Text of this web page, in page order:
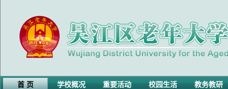
首 页 学校概况 重要活动 校园生活 教务教研